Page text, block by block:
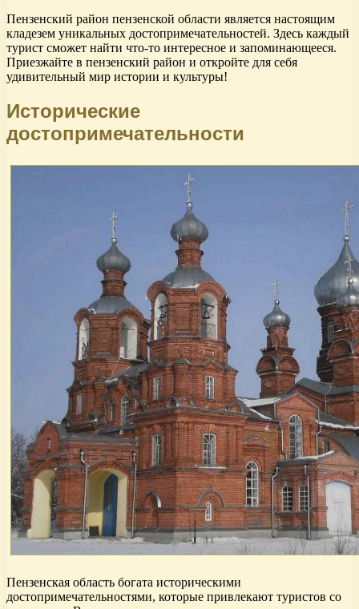
Пензенский район пензенской области является настоящим
кладезем уникальных достопримечательностей. Здесь каждый
турист сможет найти что-то интересное и запоминающееся.
Приезжайте в пензенский район и откройте для себя
удивительный мир истории и культуры!
Исторические
достопримечательности
Пензенская область богата историческими
достопримечательностями, которые привлекают туристов со